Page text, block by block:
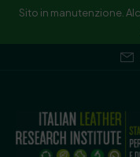
Sito in manutenzione.